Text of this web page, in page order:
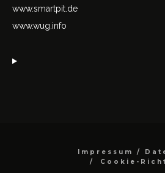
www.smartpit.de
www.wug.info
Impressum /
Cookie-